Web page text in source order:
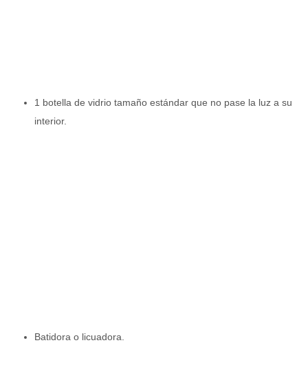
1 botella de vidrio tamaño estándar que no pase la luz a su
interior.
Batidora o licuadora.